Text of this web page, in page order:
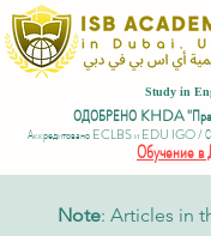
Study in
ОДОБРЕНО KHDA
Аккредитовано ECLBS и EDU IGO /
Обучение в
Note: Articles in